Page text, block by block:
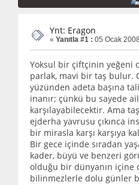
Ynt: Eragon
« Yanıtla #1 : 05 Ocak
Yoksul bir çiftçinin yeğeni
parlak, mavi bir taş bulur.
yüzünden adeta başına
inanır; çünkü bu sayede
karşılayabilecektir. Ama
ejderha yavrusu çıkınca
bir mirasla karşı karşıya
Bir gece içinde sıradan
kader, büyü ve benzeri
olduğu bir dünyanın içine
bilinmezlerle dolu günler